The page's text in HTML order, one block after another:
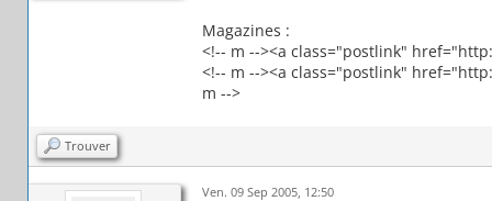
Magazines :
<!-- m --><a class="postlink"
<!-- m --><a class="postlink"
m -->
Trouver
Ven. 09 Sep 2005, 12:50